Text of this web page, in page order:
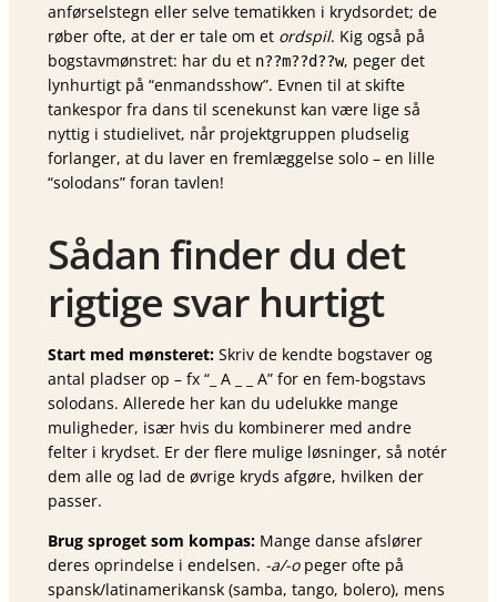
anførselstegn eller selve tematikken i krydsordet; de
røber ofte, at der er tale om et ordspil. Kig også på
bogstavmønstret: har du et n??m??d??w, peger det
lynhurtigt på “enmandsshow”. Evnen til at skifte
tanke­spor fra dans til scenekunst kan være lige så
nyttig i studielivet, når projekt­gruppen pludselig
forlanger, at du laver en fremlæggelse solo – en lille
“solodans” foran tavlen!
Sådan finder du det
rigtige svar hurtigt
Start med mønsteret: Skriv de kendte bogstaver og
antal pladser op – fx “_ A _ _ A” for en fem-bogstavs
solodans. Allerede her kan du udelukke mange
muligheder, især hvis du kombinerer med andre
felter i krydset. Er der flere mulige løsninger, så notér
dem alle og lad de øvrige kryds afgøre, hvilken der
passer.
Brug sproget som kompas: Mange danse afslører
deres oprindelse i endelsen. -a/-opeger ofte på
spansk/latinamerikansk (samba, tango, bolero), mens